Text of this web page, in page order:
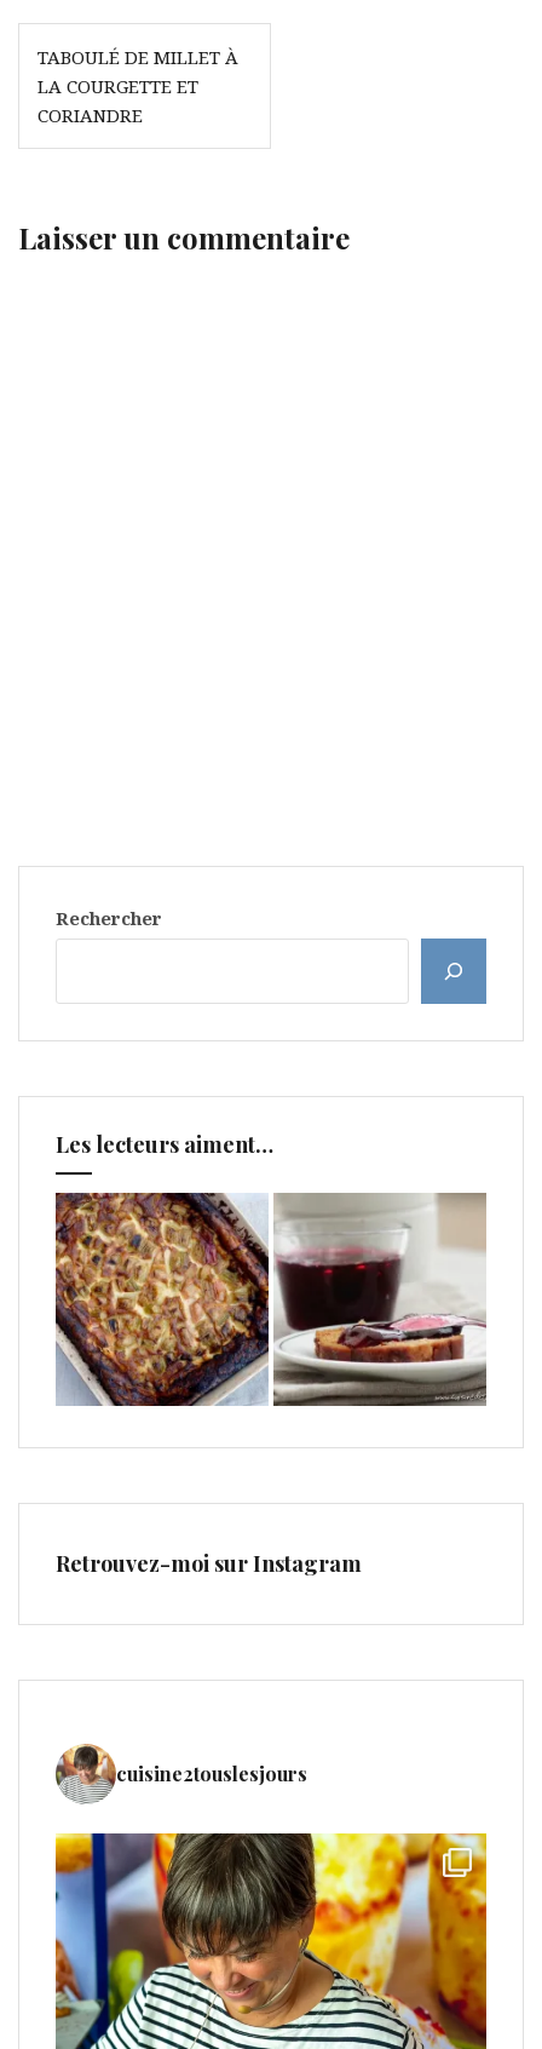
Navigation
de
l’article
TABOULÉ DE MILLET À
LA COURGETTE ET
CORIANDRE
Laisser un commentaire
Rechercher
Les lecteurs aiment…
Retrouvez-moi sur Instagram
cuisine2touslesjours